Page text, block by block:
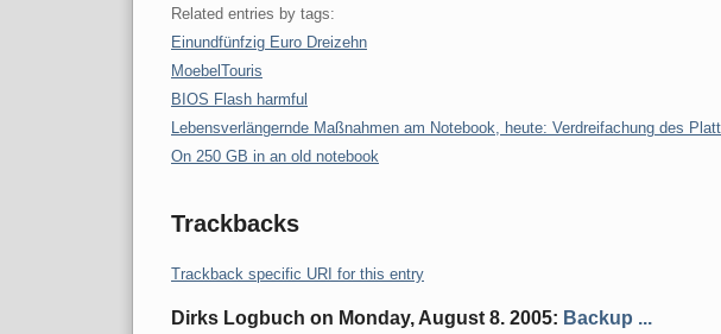
Related entries by tags:
Einundfünfzig Euro Dreizehn
MoebelTouris
BIOS Flash harmful
Lebensverlängernde Maßnahmen am Notebook, heute: Verdreifachung des
On 250 GB in an old notebook
Trackbacks
Trackback specific URI for this entry
Dirks Logbuch on Monday, August 8. 2005: Backup ...